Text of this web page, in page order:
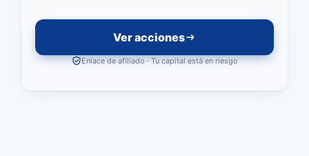
Ver acciones
Enlace de afiliado · Tu capital está en riesgo